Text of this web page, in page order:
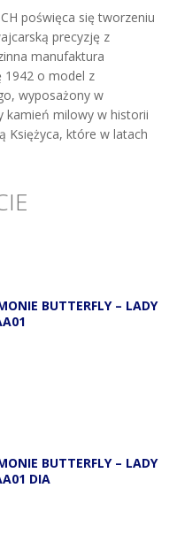
poświęca się tworzeniu
precyzję z
manufaktura
1942 o model z
wyposażony w
kamień milowy w historii
Księżyca, które w latach
BUTTERFLY – LADY
BUTTERFLY – LADY
DIA